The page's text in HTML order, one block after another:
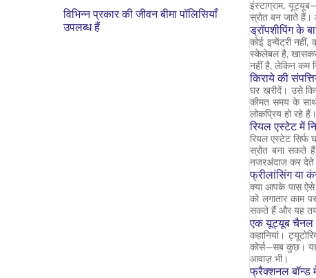
विभिन्न प्रकार की जीवन बीमा पॉलिसियाँ
उपलब्ध हैं
इंस्टाग्राम,
स्रोत बन जाते हैं।
ड्रॉपशीपिंग के
कोई इन्वेंट्री
स्केलेबल है, खासकर
नहीं है, लेकिन कम
किराये की
घर खरीदें। उसे
कीमत समय के
लोकप्रिय हो रहे हैं।
रियल एस्टेट में
रियल एस्टेट सिर्फ
स्रोत बना सकते
नजरअंदाज कर देते
फ्रीलांसिंग या
क्या आपके पास ऐसे
को लगातार
सकते हैं और यह
एक यूट्यूब चैनल
कहानियां।
कोर्स—सब कुछ। यह
आवाज़ भी।
फ्रैक्शनल बॉन्ड